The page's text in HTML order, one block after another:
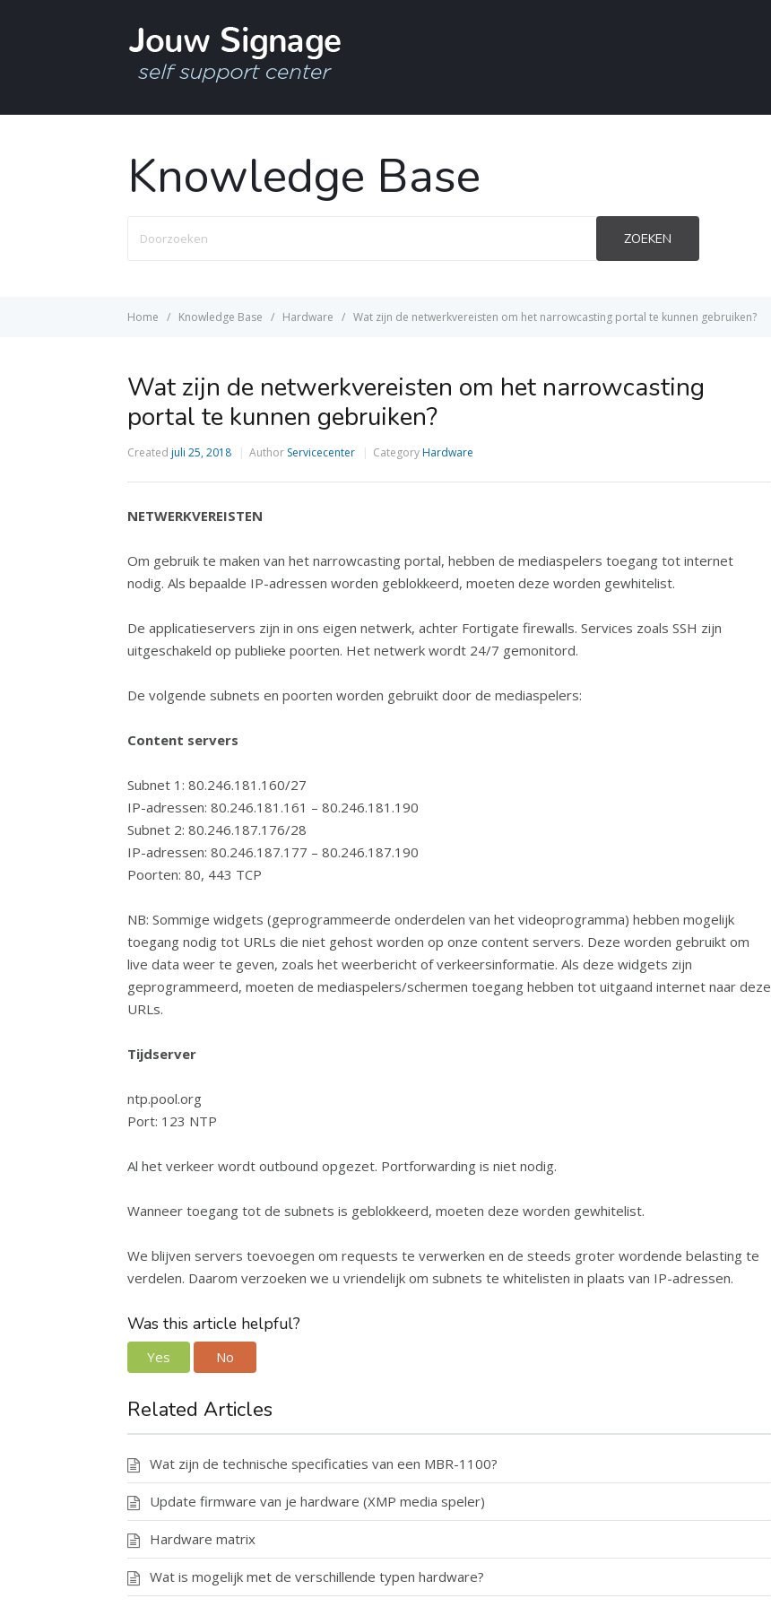
Knowledge Base
ZOEKEN
Home Knowledge Base Hardware Wat zijn de netwerkvereisten om het narrowcasting portal te kunnen gebruiken?
Wat zijn de netwerkvereisten om het narrowcasting
portal te kunnen gebruiken?
Created juli 25, 2018 Author Servicecenter CategoryHardware
NETWERKVEREISTEN
Om gebruik te maken van het narrowcasting portal, hebben de mediaspelers toegang tot internet
nodig. Als bepaalde IP-adressen worden geblokkeerd, moeten deze worden gewhitelist.
De applicatieservers zijn in ons eigen netwerk, achter Fortigate firewalls. Services zoals SSH zijn
uitgeschakeld op publieke poorten. Het netwerk wordt 24/7 gemonitord.
De volgende subnets en poorten worden gebruikt door de mediaspelers:
Content servers
Subnet 1: 80.246.181.160/27
IP-adressen: 80.246.181.161 – 80.246.181.190
Subnet 2: 80.246.187.176/28
IP-adressen: 80.246.187.177 – 80.246.187.190
Poorten: 80, 443 TCP
NB: Sommige widgets (geprogrammeerde onderdelen van het videoprogramma) hebben mogelijk
toegang nodig tot URLs die niet gehost worden op onze content servers. Deze worden gebruikt om
live data weer te geven, zoals het weerbericht of verkeersinformatie. Als deze widgets zijn
geprogrammeerd, moeten de mediaspelers/schermen toegang hebben tot uitgaand internet naar deze
URLs.
Tijdserver
ntp.pool.org
Port: 123 NTP
Al het verkeer wordt outbound opgezet. Portforwarding is niet nodig.
Wanneer toegang tot de subnets is geblokkeerd, moeten deze worden gewhitelist.
We blijven servers toevoegen om requests te verwerken en de steeds groter wordende belasting te
verdelen. Daarom verzoeken we u vriendelijk om subnets te whitelisten in plaats van IP-adressen.
Was this article helpful?
Yes No
Related Articles
Wat zijn de technische specificaties van een MBR-1100?
Update firmware van je hardware (XMP media speler)
Hardware matrix
Wat is mogelijk met de verschillende typen hardware?